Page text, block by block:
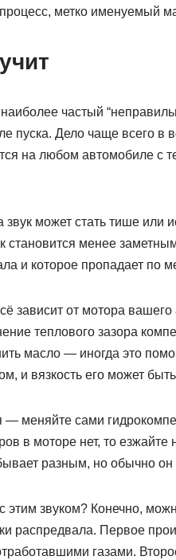
метко именуемый
частый
пуска. Дело чаще всего
на любом автомобиле с
может стать тише или
становится менее
и которое пропадает по
зависит от мотора
теплового зазора
масло — иногда это
и вязкость его может
— меняйте сами
в моторе нет, то
разным, но обычно он
этим звуком? Конечно,
распредвала. Первое
газами.